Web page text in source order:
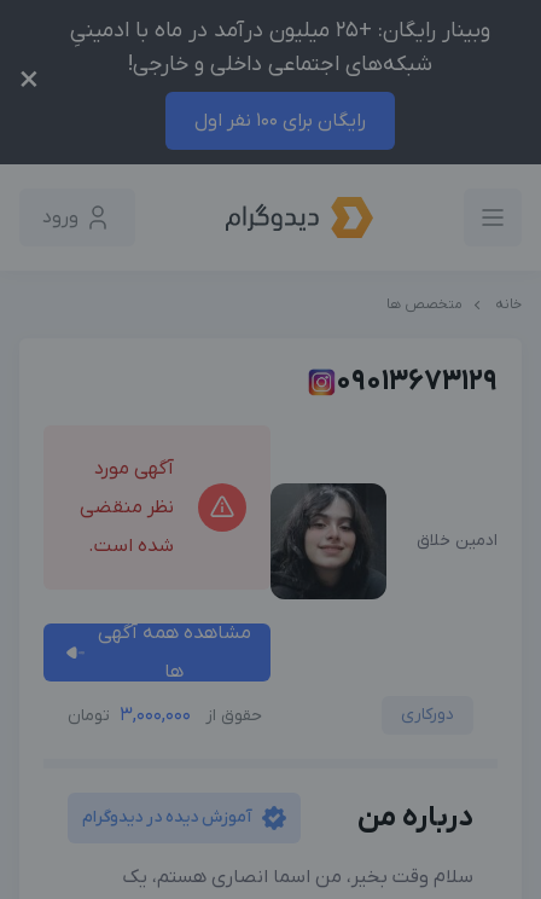
وبینار رایگان: +25 میلیون درآمد در ماه با ادمینیِ
شبکه‌های اجتماعی داخلی و خارجی!
رایگان برای 100 نفر اول
×
ورود
خانه متخصص ها
09013673129
ادمین خلاق
آگهی مورد
نظر منقضی
شده است.
مشاهده همه آگهی
ها
دورکاری حقوق از 3,000,000 تومان
درباره من آموزش دیده در دیدوگرام
سلام وقت بخیر، من اسما انصاری هستم، یک